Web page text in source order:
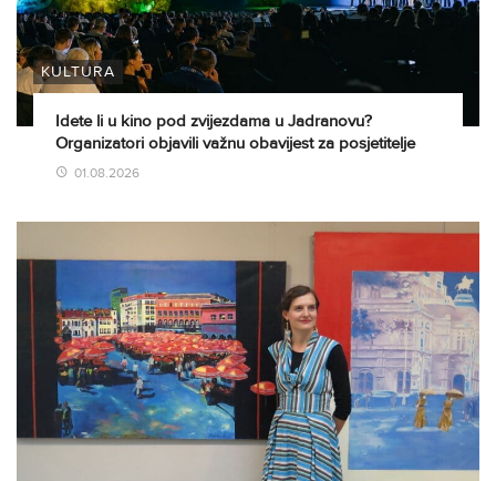
KULTURA
Idete li u kino pod zvijezdama u Jadranovu?
Organizatori objavili važnu obavijest za posjetitelje
01.08.2026